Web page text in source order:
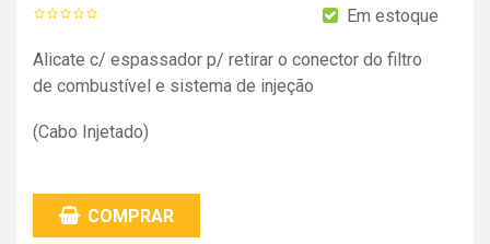
Em estoque
Alicate c/ espassador p/ retirar o conector do filtro
de combustível e sistema de injeção
(Cabo Injetado)
COMPRAR